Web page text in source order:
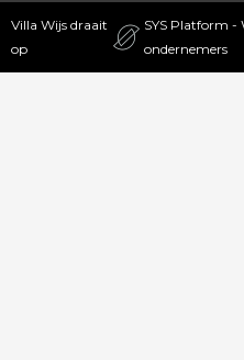
Villa Wijs draait
op
SYS Platform
ondernemers